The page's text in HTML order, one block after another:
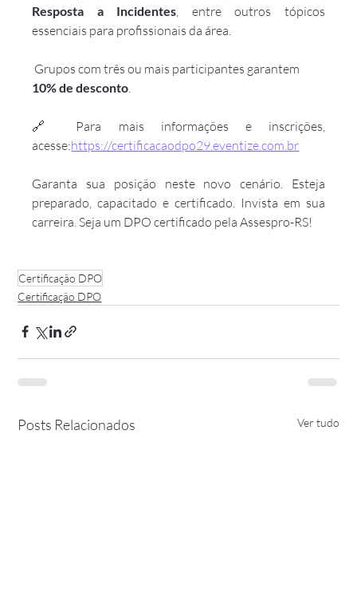
Resposta a Incidentes , entre outros tópicos
essenciais para profissionais da área.
Grupos com três ou mais participantes garantem
10% de desconto
🔗 Para mais informações e inscrições,
acesse:https://certificacaodpo29.eventize.com.br
Garanta sua posição neste novo cenário. Esteja
preparado, capacitado e certificado. Invista em sua
carreira. Seja um DPO certificado pela Assespro-RS!
Certificação DPO
Certificação DPO
Posts Relacionados Ver tudo